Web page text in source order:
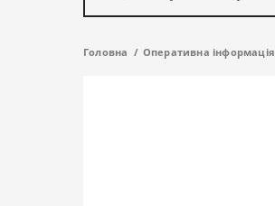
Знайти
Головна Оперативна інформація